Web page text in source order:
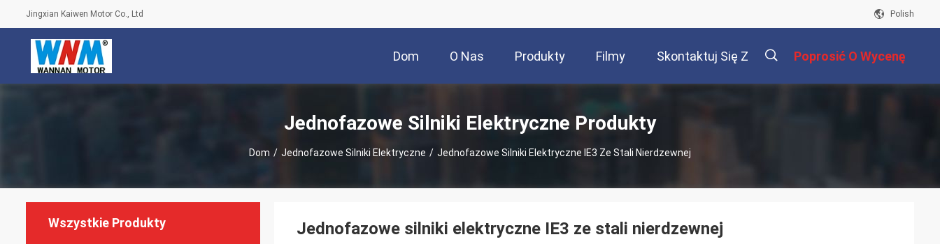
Jingxian Kaiwen Motor Co., Ltd Polish
Dom O Nas Produkty Filmy Skontaktuj Się Z Poprosić O Wycenę
Jednofazowe Silniki Elektryczne Produkty
Dom / Jednofazowe Silniki Elektryczne / Jednofazowe Silniki Elektryczne IE3 Ze Stali Nierdzewnej
Wszystkie Produkty Jednofazowe silniki elektryczne IE3 ze stali nierdzewnej